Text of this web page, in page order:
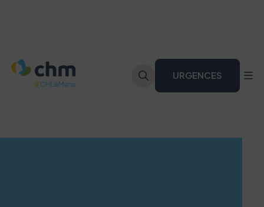
URGENCES